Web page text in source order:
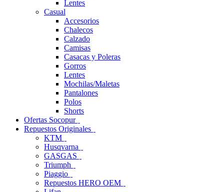
Lentes
Casual
Accesorios
Chalecos
Calzado
Camisas
Casacas y Poleras
Gorros
Lentes
Mochilas/Maletas
Pantalones
Polos
Shorts
Ofertas Socopur
Repuestos Originales
KTM
Husqvarna
GASGAS
Triumph
Piaggio
Repuestos HERO OEM